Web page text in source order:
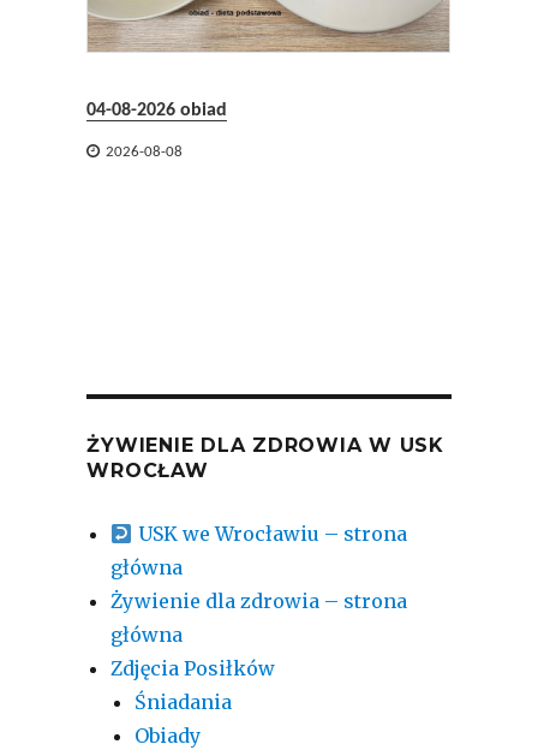
ŻYWIENIE DLA ZDROWIA W USK
WROCŁAW
USK we Wrocławiu – strona
główna
Żywienie dla zdrowia – strona
główna
Zdjęcia Posiłków
Śniadania
Obiady